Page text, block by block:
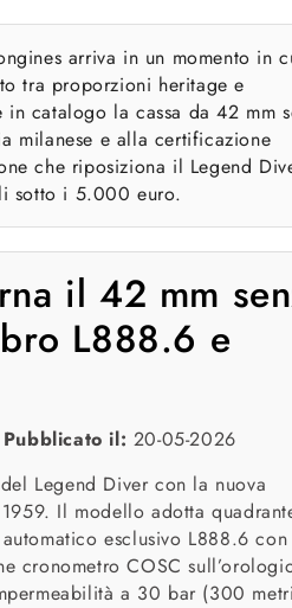
arriva in un momento in
tra proporzioni heritage e
catalogo la cassa da 42 mm
milanese e alla certificazione
che riposiziona il Legend
sotto i 5.000 euro.
il 42 mm
L888.6 e
Pubblicato il: 20-05-2026
Legend Diver con la nuova
Il modello adotta
esclusivo L888.6 con
cronometro COSC
a 30 bar (300